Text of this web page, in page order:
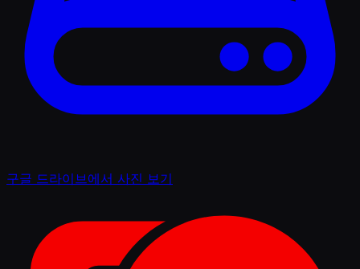
구글 드라이브에서 사진 보기